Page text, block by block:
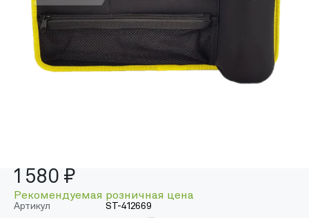
1 580 ₽
Рекомендуемая розничная цена
Артикул
ST-412669